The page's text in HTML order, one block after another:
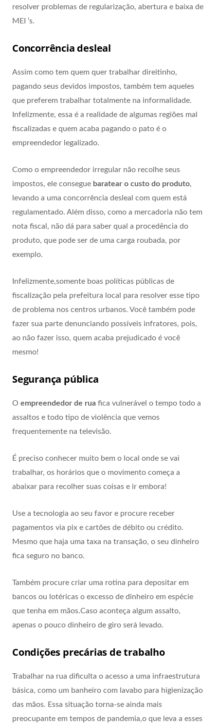
resolver problemas de regularização, abertura e baixa de
MEI ‘s.
Concorrência desleal
Assim como tem quem quer trabalhar direitinho,
pagando seus devidos impostos, também tem aqueles
que preferem trabalhar totalmente na informalidade.
Infelizmente, essa é a realidade de algumas regiões mal
fiscalizadas e quem acaba pagando o pato é o
empreendedor legalizado.
Como o empreendedor irregular não recolhe seus
impostos, ele consegue baratear o custo do produto,
levando a uma concorrência desleal com quem está
regulamentado. Além disso, como a mercadoria não tem
nota fiscal, não dá para saber qual a procedência do
produto, que pode ser de uma carga roubada, por
exemplo.
Infelizmente,somente boas políticas públicas de
fiscalização pela prefeitura local para resolver esse tipo
de problema nos centros urbanos. Você também pode
fazer sua parte denunciando possíveis infratores, pois,
ao não fazer isso, quem acaba prejudicado é você
mesmo!
Segurança pública
O empreendedor de rua fica vulnerável o tempo todo a
assaltos e todo tipo de violência que vemos
frequentemente na televisão.
É preciso conhecer muito bem o local onde se vai
trabalhar, os horários que o movimento começa a
abaixar para recolher suas coisas e ir embora!
Use a tecnologia ao seu favor e procure receber
pagamentos via pix e cartões de débito ou crédito.
Mesmo que haja uma taxa na transação, o seu dinheiro
fica seguro no banco.
Também procure criar uma rotina para depositar em
bancos ou lotéricas o excesso de dinheiro em espécie
que tenha em mãos.Caso aconteça algum assalto,
apenas o pouco dinheiro de giro será levado.
Condições precárias de trabalho
Trabalhar na rua dificulta o acesso a uma infraestrutura
básica, como um banheiro com lavabo para higienização
das mãos. Essa situação torna-se ainda mais
preocupante em tempos de pandemia,o que leva a esses